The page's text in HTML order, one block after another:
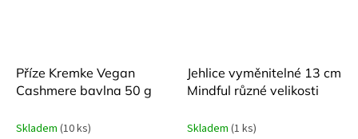
Příze Kremke Vegan
Cashmere bavlna 50 g
Skladem (10 ks)
Jehlice vyměnitelné 13 cm
Mindful různé velikosti
Skladem (1 ks)